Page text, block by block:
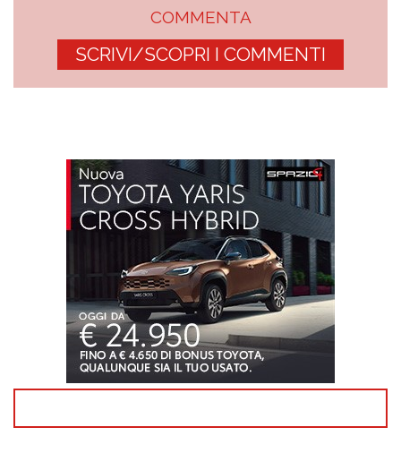
COMMENTA
SCRIVI/SCOPRI I COMMENTI